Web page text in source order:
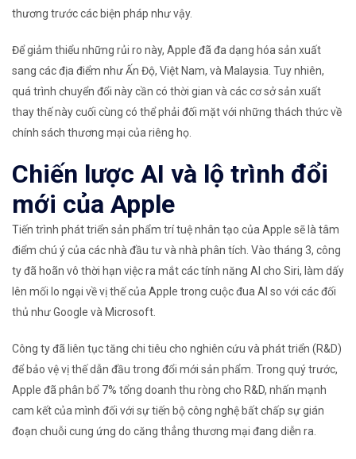
thương trước các biện pháp như vậy.
Để giảm thiểu những rủi ro này, Apple đã đa dạng hóa sản xuất
sang các địa điểm như Ấn Độ, Việt Nam, và Malaysia. Tuy nhiên,
quá trình chuyển đổi này cần có thời gian và các cơ sở sản xuất
thay thế này cuối cùng có thể phải đối mặt với những thách thức về
chính sách thương mại của riêng họ.
Chiến lược AI và lộ trình đổi
mới của Apple
Tiến trình phát triển sản phẩm trí tuệ nhân tạo của Apple sẽ là tâm
điểm chú ý của các nhà đầu tư và nhà phân tích. Vào tháng 3, công
ty đã hoãn vô thời hạn việc ra mắt các tính năng AI cho Siri, làm dấy
lên mối lo ngại về vị thế của Apple trong cuộc đua AI so với các đối
thủ như Google và Microsoft.
Công ty đã liên tục tăng chi tiêu cho nghiên cứu và phát triển (R&D)
để bảo vệ vị thế dẫn đầu trong đổi mới sản phẩm. Trong quý trước,
Apple đã phân bổ 7% tổng doanh thu ròng cho R&D, nhấn mạnh
cam kết của mình đối với sự tiến bộ công nghệ bất chấp sự gián
đoạn chuỗi cung ứng do căng thẳng thương mại đang diễn ra.